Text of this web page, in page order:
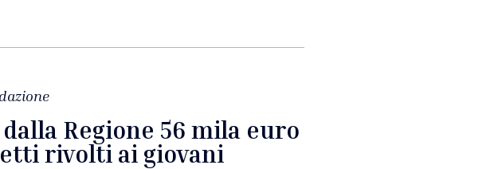
Regione 56 mila euro
rivolti ai giovani